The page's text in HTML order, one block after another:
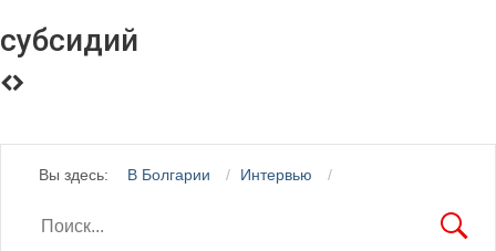
субсидий
Вы здесь: В Болгарии Интервью